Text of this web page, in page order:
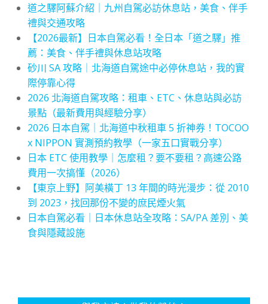
道之驛阿蘇介紹｜九州自駕必訪休息站，美食、伴手
禮與交通攻略
【2026最新】日本自駕必看！全日本「道之驛」推
薦：美食、伴手禮與休息站攻略
砂川 SA 攻略｜北海道自駕途中必停休息站，我的實
際停靠心得
2026 北海道自駕攻略：租車、ETC、休息站與必訪
景點（最新費用與經驗分享）
2026 日本自駕｜北海道中秋租車 5 折神券！TOCOO
x NIPPON 實測預約教學（一家五口實戰分享）
日本 ETC 使用教學｜怎麼租？要不要租？高速公路
費用一次搞懂（2026）
【東京上野】阿美橫丁 13 年間的時光漫步：從 2010
到 2023，找回那份不變的庶民煙火氣
日本自駕必看｜日本休息站全攻略：SA/PA 差別、美
食與隱藏設施